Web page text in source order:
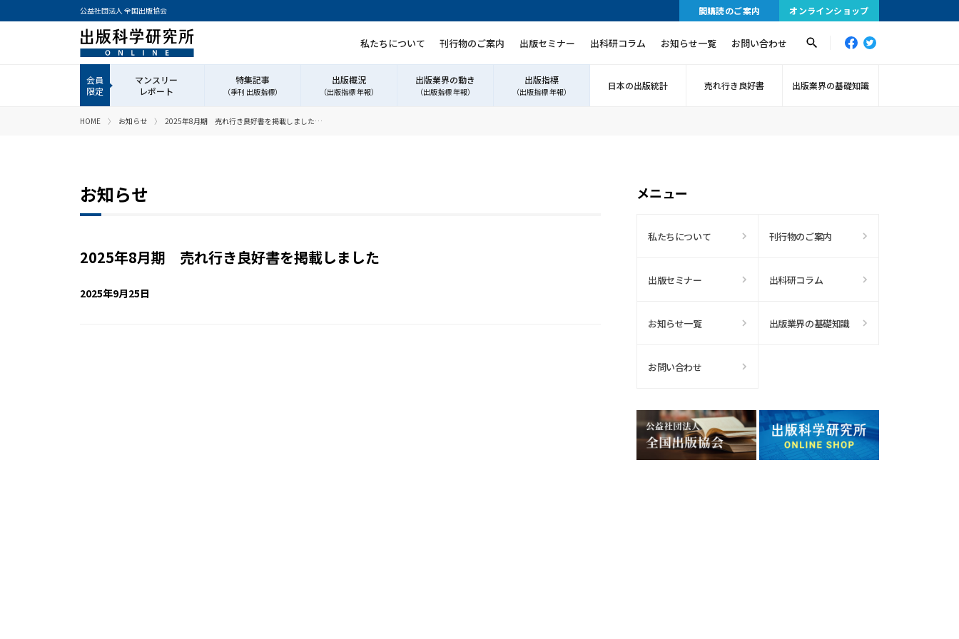
公益社団法人 全国出版協会 間購読のご案内 オンラインショップ
私たちについて 刊行物のご案内 出版セミナー 出科研コラム お知らせ一覧 お問い合わせ
マンスリー
レポート
特集記事
（季刊 出版指標）
出版概況
（出版指標 年報）
出版業界の動き
（出版指標 年報）
出版指標
（出版指標 年報）
日本の出版統計 売れ行き良好書 出版業界の基礎知識
HOME お知らせ 2025年8月期 売れ行き良好書を掲載しました…
お知らせ
2025年8月期 売れ行き良好書を掲載しました
2025年9月25日
メニュー
私たちについて 刊行物のご案内
出版セミナー 出科研コラム
お知らせ一覧 出版業界の基礎知識
お問い合わせ